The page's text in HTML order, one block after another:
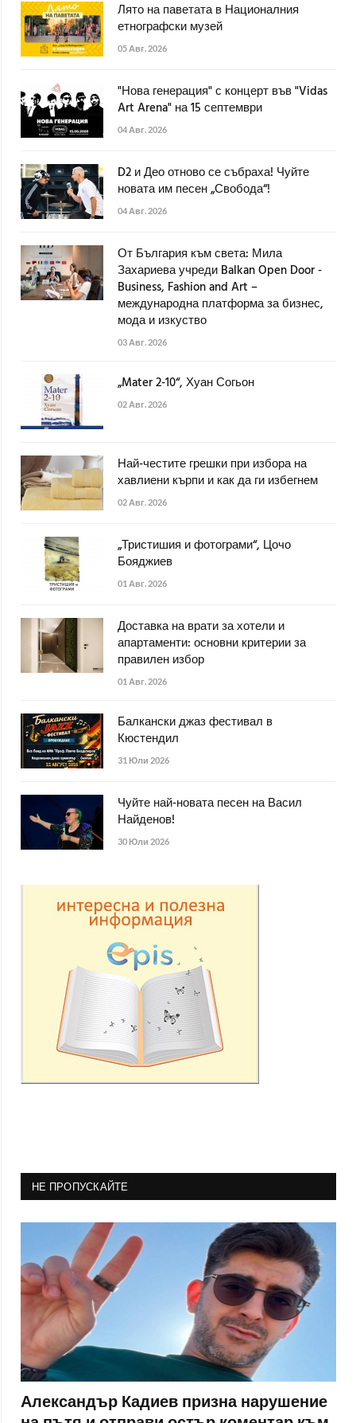
Лято на паветата в Националния
етнографски музей
05 Авг. 2026
"Нова генерация" с концерт във "Vidas
Art Arena" на 15 септември
04 Авг. 2026
D2 и Део отново се събраха! Чуйте
новата им песен „Свобода“!
04 Авг. 2026
От България към света: Мила
Захариева учреди Balkan Open Door -
Business, Fashion and Art –
международна платформа за бизнес,
мода и изкуство
03 Авг. 2026
„Mater 2-10“, Хуан Согьон
02 Авг. 2026
Най-честите грешки при избора на
хавлиени кърпи и как да ги избегнем
02 Авг. 2026
„Тристишия и фотограми“, Цочо
Бояджиев
01 Авг. 2026
Доставка на врати за хотели и
апартаменти: основни критерии за
правилен избор
01 Авг. 2026
Балкански джаз фестивал в
Кюстендил
31 Юли 2026
Чуйте най-новата песен на Васил
Найденов!
30 Юли 2026
НЕ ПРОПУСКАЙТЕ
Александър Кадиев призна нарушение